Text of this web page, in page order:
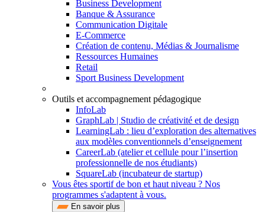
Business Development
Banque & Assurance
Communication Digitale
E-Commerce
Création de contenu, Médias & Journalisme
Ressources Humaines
Retail
Sport Business Development
Outils et accompagnement pédagogique
InfoLab
GraphLab | Studio de créativité et de design
LearningLab : lieu d’exploration des alternatives
aux modèles conventionnels d’enseignement
CareerLab (atelier et cellule pour l’insertion
professionnelle de nos étudiants)
SquareLab (incubateur de startup)
Vous êtes sportif de bon et haut niveau ? Nos
programmes s'adaptent à vous.
En savoir plus